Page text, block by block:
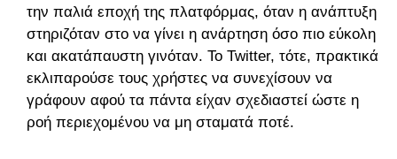
την παλιά εποχή της πλατφόρμας, όταν η ανάπτυξη
στηριζόταν στο να γίνει η ανάρτηση όσο πιο εύκολη
και ακατάπαυστη γινόταν. Το Twitter, τότε, πρακτικά
εκλιπαρούσε τους χρήστες να συνεχίσουν να
γράφουν αφού τα πάντα είχαν σχεδιαστεί ώστε η
ροή περιεχομένου να μη σταματά ποτέ.